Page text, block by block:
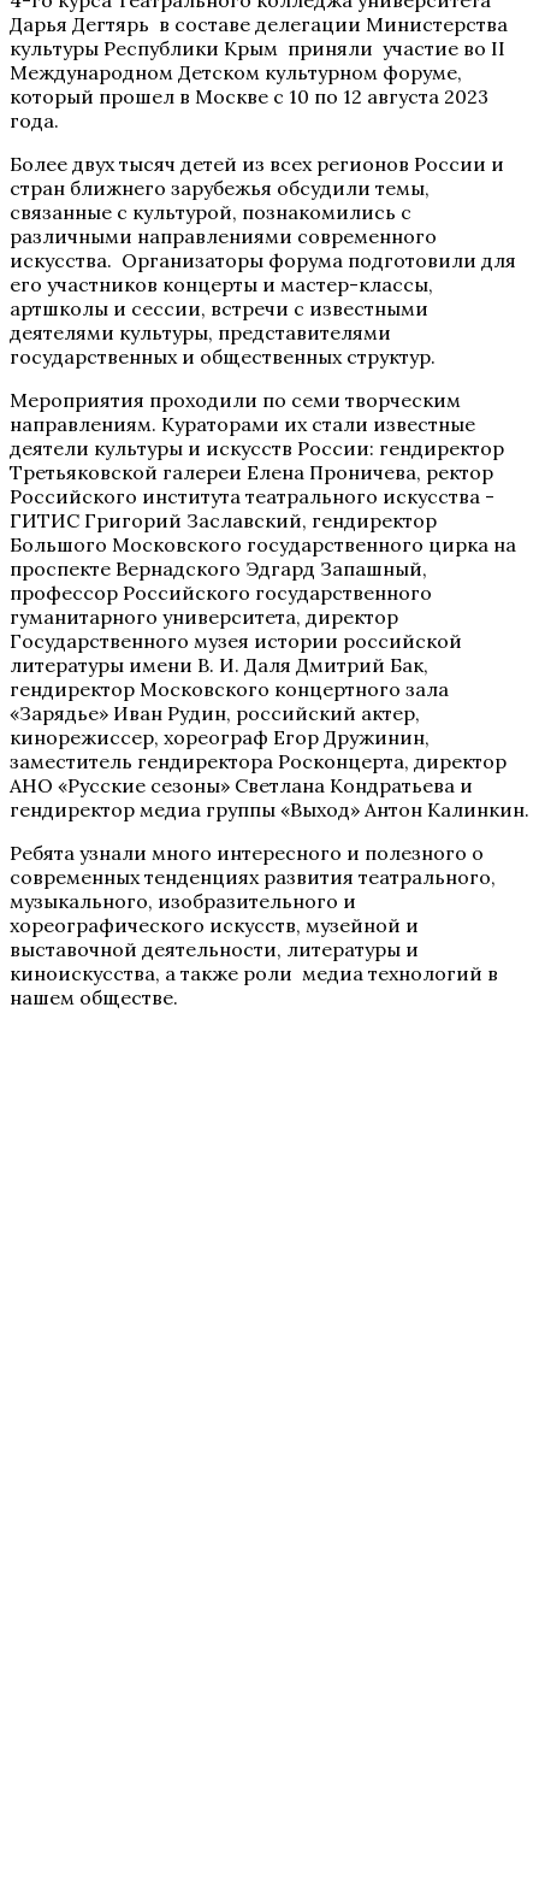
Дарья Дегтярь в составе делегации Министерства
культуры Республики Крым приняли участие во II
Международном Детском культурном форуме,
который прошел в Москве с 10 по 12 августа 2023
года.
Более двух тысяч детей из всех регионов России и
стран ближнего зарубежья обсудили темы,
связанные с культурой, познакомились с
различными направлениями современного
искусства. Организаторы форума подготовили для
его участников концерты и мастер-классы,
артшколы и сессии, встречи с известными
деятелями культуры, представителями
государственных и общественных структур.
Мероприятия проходили по семи творческим
направлениям. Кураторами их стали известные
деятели культуры и искусств России: гендиректор
Третьяковской галереи Елена Проничева, ректор
Российского института театрального искусства -
ГИТИС Григорий Заславский, гендиректор
Большого Московского государственного цирка на
проспекте Вернадского Эдгард Запашный,
профессор Российского государственного
гуманитарного университета, директор
Государственного музея истории российской
литературы имени В. И. Даля Дмитрий Бак,
гендиректор Московского концертного зала
«Зарядье» Иван Рудин, российский актер,
кинорежиссер, хореограф Егор Дружинин,
заместитель гендиректора Росконцерта, директор
АНО «Русские сезоны» Светлана Кондратьева и
гендиректор медиа группы «Выход» Антон Калинкин.
Ребята узнали много интересного и полезного о
современных тенденциях развития театрального,
музыкального, изобразительного и
хореографического искусств, музейной и
выставочной деятельности, литературы и
киноискусства, а также роли медиа технологий в
нашем обществе.